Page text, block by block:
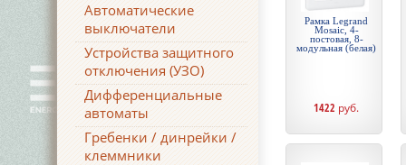
Автоматические
выключатели
Устройства защитного
отключения (УЗО)
Дифференциальные
автоматы
Гребенки / динрейки /
клеммники
Рамка Legrand
Mosaic, 4-
постовая, 8-
модульная (белая)
1422 руб.